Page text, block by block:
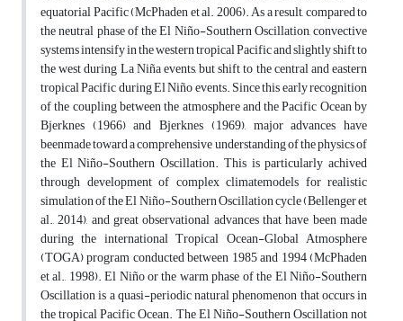
equatorial Pacific (McPhaden et al. 2006). As a result, compared to
the neutral phase of the El Niño-Southern Oscillation, convective
systems intensify in the western tropical Pacific and slightly shift to
the west during La Niña events, but shift to the central and eastern
tropical Pacific during El Niño events. Since this early recognition
of the coupling between the atmosphere and the Pacific Ocean by
Bjerknes (1966) and Bjerknes (1969), major advances have
beenmade toward a comprehensive understanding of the physics of
the El Niño-Southern Oscillation. This is particularly achived
through development of complex climatemodels for realistic
simulation of the El Niño-Southern Oscillation cycle (Bellenger et
al., 2014), and great observational advances that have been made
during the international Tropical Ocean-Global Atmosphere
(TOGA) program conducted between 1985 and 1994 (McPhaden
et al., 1998). El Niño or the warm phase of the El Niño-Southern
Oscillation is a quasi-periodic natural phenomenon that occurs in
the tropical Pacific Ocean. The El Niño-Southern Oscillation not